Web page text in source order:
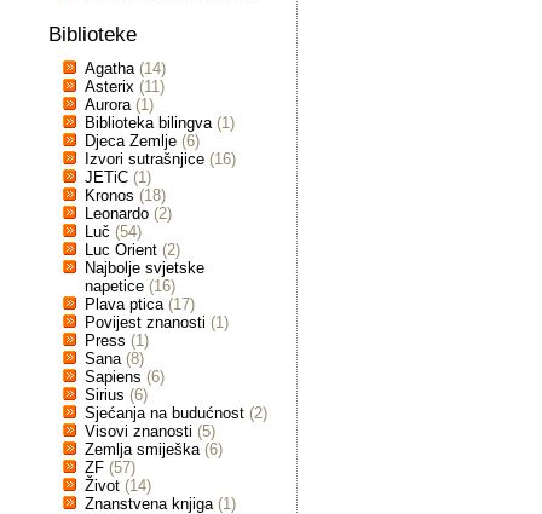
Biblioteke
Agatha (14)
Asterix (11)
Aurora (1)
Biblioteka bilingva (1)
Djeca Zemlje (6)
Izvori sutrašnjice (16)
JETiC (1)
Kronos (18)
Leonardo (2)
Luč (54)
Luc Orient (2)
Najbolje svjetske
napetice (16)
Plava ptica (17)
Povijest znanosti (1)
Press (1)
Sana (8)
Sapiens (6)
Sirius (6)
Sjećanja na budućnost (2)
Visovi znanosti (5)
Zemlja smiješka (6)
ZF (57)
Život (14)
Znanstvena knjiga (1)